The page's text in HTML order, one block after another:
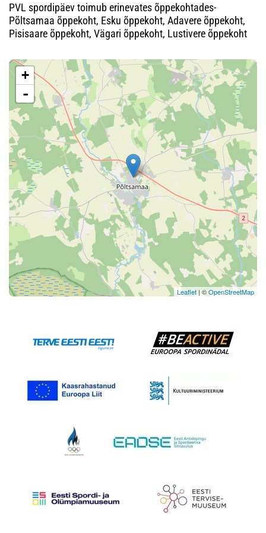
PVL spordipäev toimub erinevates õppekohtades-
Põltsamaa õppekoht, Esku õppekoht, Adavere õppekoht,
Pisisaare õppekoht, Vägari õppekoht, Lustivere õppekoht
+
-
Leaflet | ©OpenStreetMap